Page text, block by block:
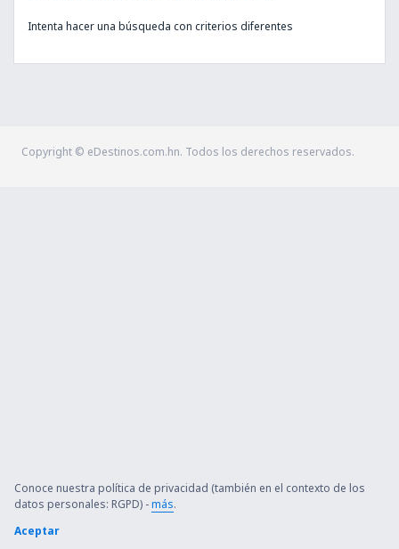
Intenta hacer una búsqueda con criterios diferentes
Copyright © eDestinos.com.hn. Todos los derechos reservados.
Conoce nuestra política de privacidad (también en el contexto de los
datos personales: RGPD) -más.
Aceptar